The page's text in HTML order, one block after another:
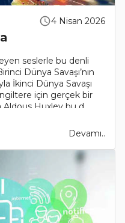
4 Nisan 2026
seslerle bu denli
Dünya Savaşı’nın
İkinci Dünya Savaşı
için gerçek bir
Huxley bu d..
Devamı..